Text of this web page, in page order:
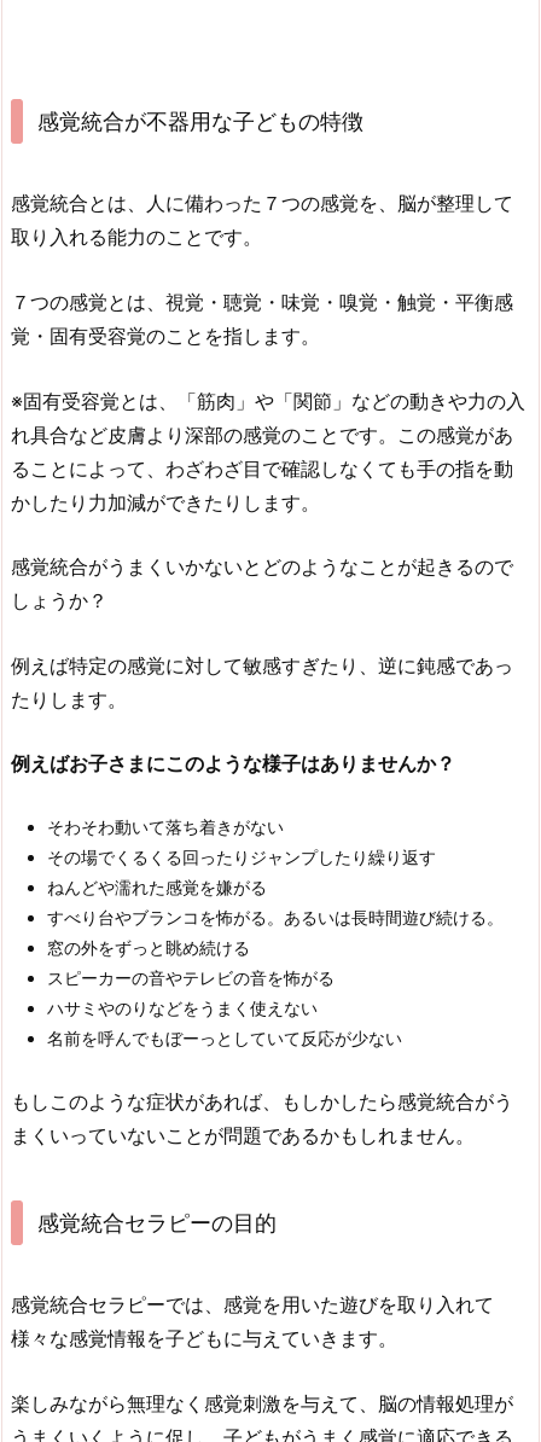
感覚統合が不器用な子どもの特徴
感覚統合とは、人に備わった７つの感覚を、脳が整理して
取り入れる能力のことです。
７つの感覚とは、視覚・聴覚・味覚・嗅覚・触覚・平衡感
覚・固有受容覚のことを指します。
※固有受容覚とは、「筋肉」や「関節」などの動きや力の入
れ具合など皮膚より深部の感覚のことです。この感覚があ
ることによって、わざわざ目で確認しなくても手の指を動
かしたり力加減ができたりします。
感覚統合がうまくいかないとどのようなことが起きるので
しょうか？
例えば特定の感覚に対して敏感すぎたり、逆に鈍感であっ
たりします。
例えばお子さまにこのような様子はありませんか？
そわそわ動いて落ち着きがない
その場でくるくる回ったりジャンプしたり繰り返す
ねんどや濡れた感覚を嫌がる
すべり台やブランコを怖がる。あるいは長時間遊び続ける。
窓の外をずっと眺め続ける
スピーカーの音やテレビの音を怖がる
ハサミやのりなどをうまく使えない
名前を呼んでもぼーっとしていて反応が少ない
もしこのような症状があれば、もしかしたら感覚統合がう
まくいっていないことが問題であるかもしれません。
感覚統合セラピーの目的
感覚統合セラピーでは、感覚を用いた遊びを取り入れて
様々な感覚情報を子どもに与えていきます。
楽しみながら無理なく感覚刺激を与えて、脳の情報処理が
うまくいくように促し、子どもがうまく感覚に適応できる